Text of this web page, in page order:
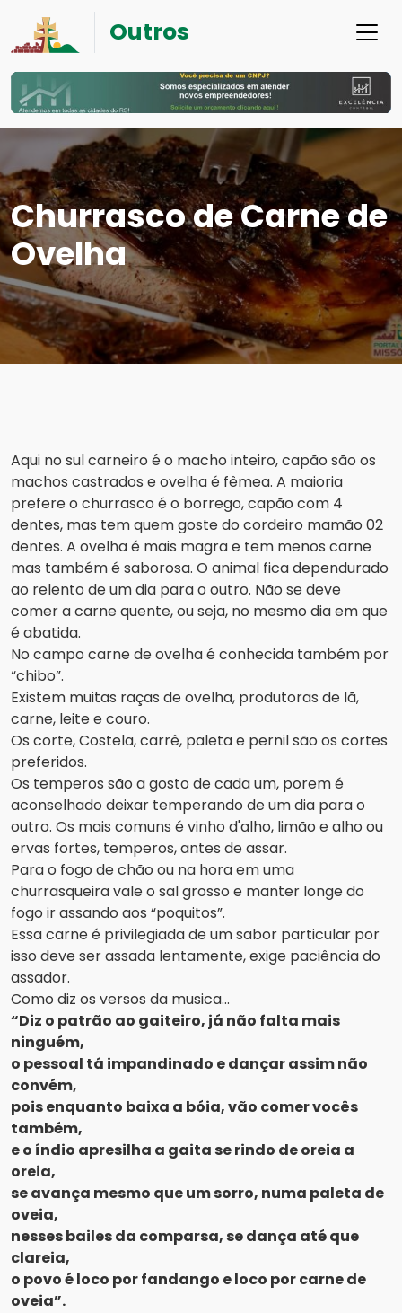
Outros
Churrasco de Carne de
Ovelha
Aqui no sul carneiro é o macho inteiro, capão são os
machos castrados e ovelha é fêmea. A maioria
prefere o churrasco é o borrego, capão com 4
dentes, mas tem quem goste do cordeiro mamão 02
dentes. A ovelha é mais magra e tem menos carne
mas também é saborosa. O animal fica dependurado
ao relento de um dia para o outro. Não se deve
comer a carne quente, ou seja, no mesmo dia em que
é abatida.
No campo carne de ovelha é conhecida também por
“chibo”.
Existem muitas raças de ovelha, produtoras de lã,
carne, leite e couro.
Os corte, Costela, carrê, paleta e pernil são os cortes
preferidos.
Os temperos são a gosto de cada um, porem é
aconselhado deixar temperando de um dia para o
outro. Os mais comuns é vinho d'alho, limão e alho ou
ervas fortes, temperos, antes de assar.
Para o fogo de chão ou na hora em uma
churrasqueira vale o sal grosso e manter longe do
fogo ir assando aos “poquitos”.
Essa carne é privilegiada de um sabor particular por
isso deve ser assada lentamente, exige paciência do
assador.
Como diz os versos da musica...
“Diz o patrão ao gaiteiro, já não falta mais
ninguém,
o pessoal tá impandinado e dançar assim não
convém,
pois enquanto baixa a bóia, vão comer vocês
também,
e o índio apresilha a gaita se rindo de oreia a
oreia,
se avança mesmo que um sorro, numa paleta de
oveia,
nesses bailes da comparsa, se dança até que
clareia,
o povo é loco por fandango e loco por carne de
oveia”.